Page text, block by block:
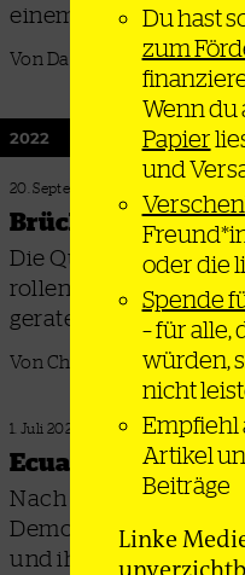
einem Buch
Von Daniel Behruzi
2022
20. September 2022
Brüchige
Die Queen ist tot, die
rollende Streikwelle
geraten – lange wird
Von Christian Bunke
1. Juli 2022
Ecuador: Aufstand
Nach über zwei
Demonstrant*innen
und ihren Streik
Du hast
zum
Wenn du
Papier
und
oder die
Spende
– für alle,
würden,
nicht
Empfiehl
Artikel
Beiträge
Linke